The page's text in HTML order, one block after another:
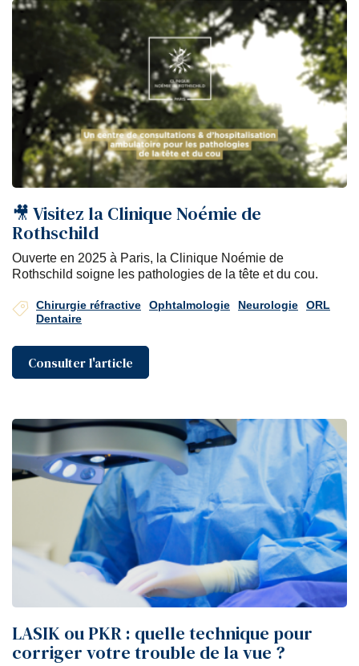
🎥 Visitez la Clinique Noémie de
Rothschild
Ouverte en 2025 à Paris, la Clinique Noémie de
Rothschild soigne les pathologies de la tête et du cou.
Chirurgie réfractive Ophtalmologie Neurologie
ORL
Dentaire
Consulter l'article
LASIK ou PKR : quelle technique pour
corriger votre trouble de la vue ?